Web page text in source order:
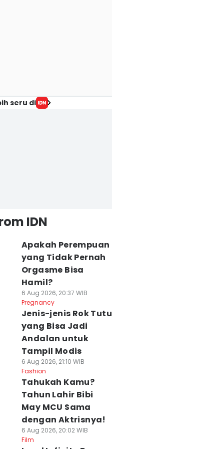
seru di
IDN
Apakah Perempuan
yang Tidak Pernah
Orgasme Bisa
Hamil?
6 Aug 2026, 20:37 WIB
Pregnancy
Jenis-jenis Rok Tutu
yang Bisa Jadi
Andalan untuk
Tampil Modis
6 Aug 2026, 21:10 WIB
Fashion
Tahukah Kamu?
Tahun Lahir Bibi
May MCU Sama
dengan Aktrisnya!
6 Aug 2026, 20:02 WIB
Film